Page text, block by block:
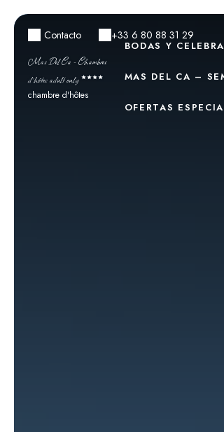
Contacto
+33 6 80 88 31 29
Mas Del Ca - Chambres
d’hôtes adult only
chambre d'hôtes
BODAS Y
MAS DEL CA –
OFERTAS